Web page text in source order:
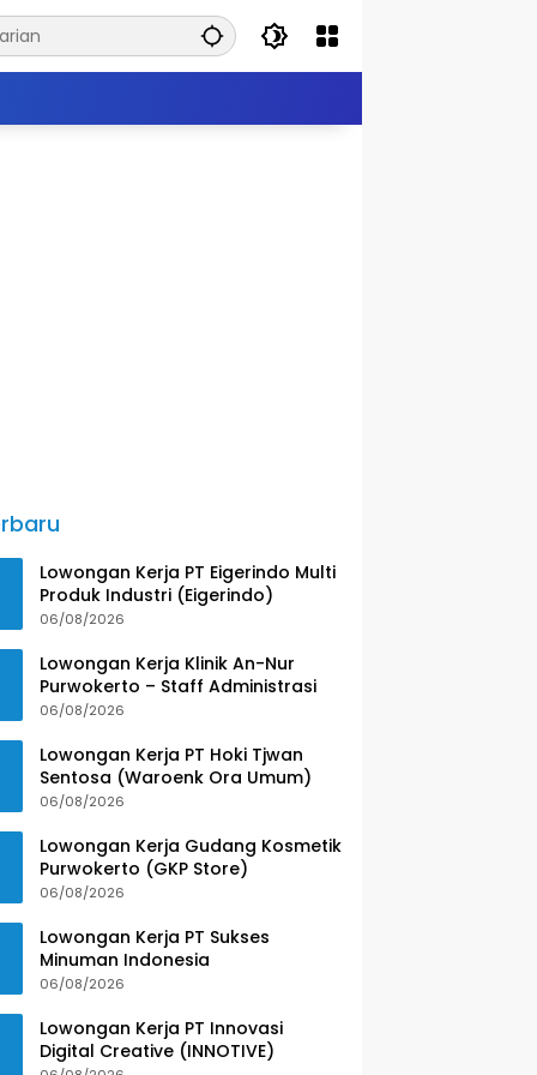
Lowongan Kerja PT Eigerindo Multi
Produk Industri (Eigerindo)
06/08/2026
Lowongan Kerja Klinik An-Nur
Purwokerto – Staff Administrasi
06/08/2026
Lowongan Kerja PT Hoki Tjwan
Sentosa (Waroenk Ora Umum)
06/08/2026
Lowongan Kerja Gudang Kosmetik
Purwokerto (GKP Store)
06/08/2026
Lowongan Kerja PT Sukses
Minuman Indonesia
06/08/2026
Lowongan Kerja PT Innovasi
Digital Creative (INNOTIVE)